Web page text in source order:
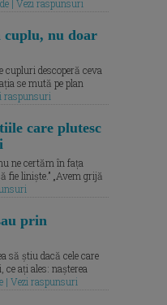
| Vezi raspunsuri
cuplu, nu doar
cupluri descoperă ceva
se mută pe plan
raspunsuri
care plutesc
ne certăm în fața
fie liniște.” „Avem grijă
prin
să știu dacă cele care
ce ați ales: nașterea
| Vezi raspunsuri